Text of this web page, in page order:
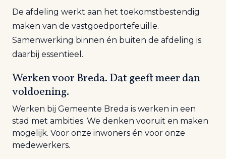
De afdeling werkt aan het toekomstbestendig
maken van de vastgoedportefeuille.
Samenwerking binnen én buiten de afdeling is
daarbij essentieel.
Werken voor Breda. Dat geeft meer dan
voldoening.
Werken bij Gemeente Breda is werken in een
stad met ambities. We denken vooruit en maken
mogelijk. Voor onze inwoners én voor onze
medewerkers.